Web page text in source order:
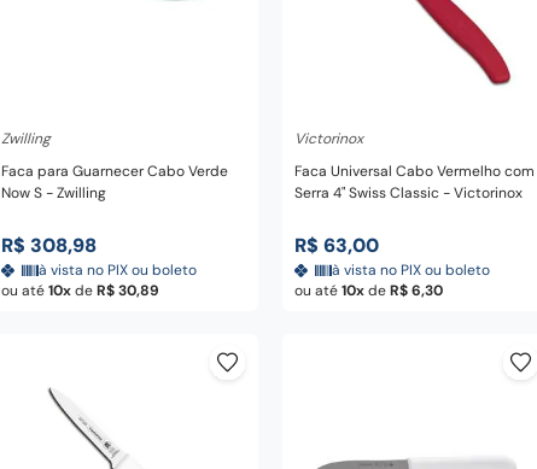
Zwilling
Faca para Guarnecer Cabo Verde
Now S - Zwilling
R$ 308,98
à vista no PIX ou boleto
ou até10 deR$ 30,89
Adicionar ao carrinho
Victorinox
Faca Universal Cabo Vermelho com
Serra 4" Swiss Classic - Victorinox
R$ 63,00
à vista no PIX ou boleto
ou até10 deR$ 6,30